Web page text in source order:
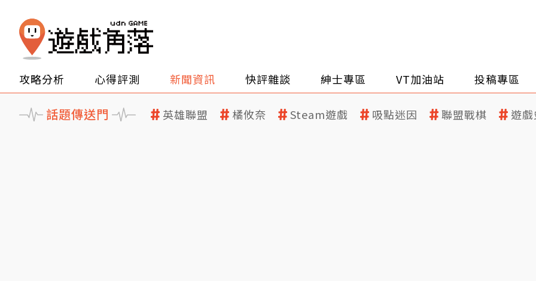
攻略分析 心得評測 新聞資訊 快評雜談 紳士專區 VT加油站 投稿專區
話題傳送門 英雄聯盟 橘攸奈 Steam遊戲 吸點迷因 聯盟戰棋 遊